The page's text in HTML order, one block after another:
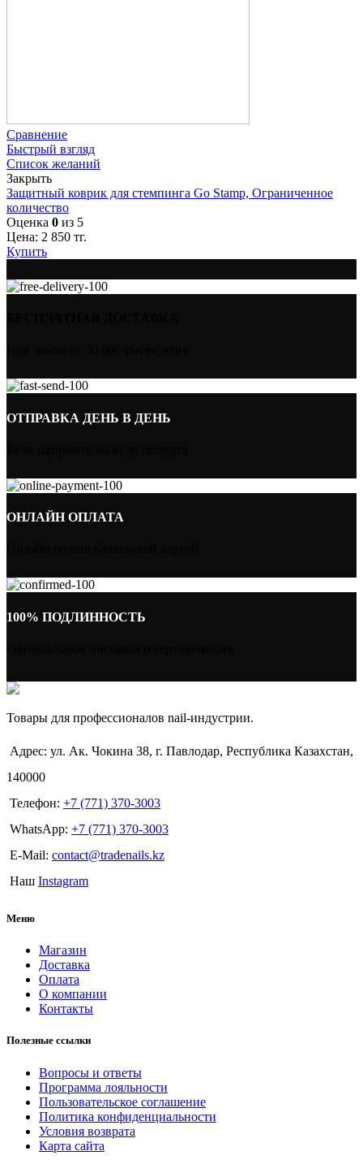
Сравнение
Быстрый взгляд
Список желаний
Закрыть
Защитный коврик для стемпинга Go Stamp, Ограниченное
количество
Оценка 0 из 5
Цена: 2 850 тг.
Купить
ОТПРАВКА ДЕНЬ В ДЕНЬ
ОНЛАЙН ОПЛАТА
100% ПОДЛИННОСТЬ
Товары для профессионалов nail-индустрии.
Адрес: ул. Ак. Чокина 38, г. Павлодар, Республика Казахстан,
140000
Телефон: +7 (771) 370-3003
WhatsApp: +7 (771) 370-3003
E-Mail: contact@tradenails.kz
Наш Instagram
Меню
Магазин
Доставка
Оплата
О компании
Контакты
Полезные ссылки
Вопросы и ответы
Программа лояльности
Пользовательское соглашение
Политика конфиденциальности
Условия возврата
Карта сайта